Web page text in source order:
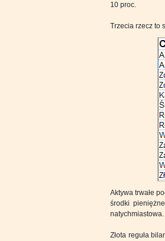
10 proc.
Trzecia rzecz to
Aktywa trwałe
środki
natychmiastowa.
Złota reguła